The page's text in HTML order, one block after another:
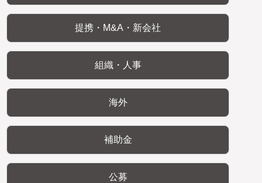
提携・M&A・新会社
組織・人事
海外
補助金
公募